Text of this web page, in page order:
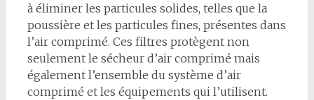
à éliminer les particules solides, telles que la
poussière et les particules fines, présentes dans
l’air comprimé. Ces filtres protègent non
seulement le sécheur d’air comprimé mais
également l’ensemble du système d’air
comprimé et les équipements qui l’utilisent.